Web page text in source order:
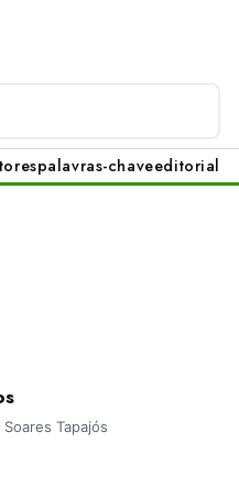
palavras-chaveeditorial
Tapajós